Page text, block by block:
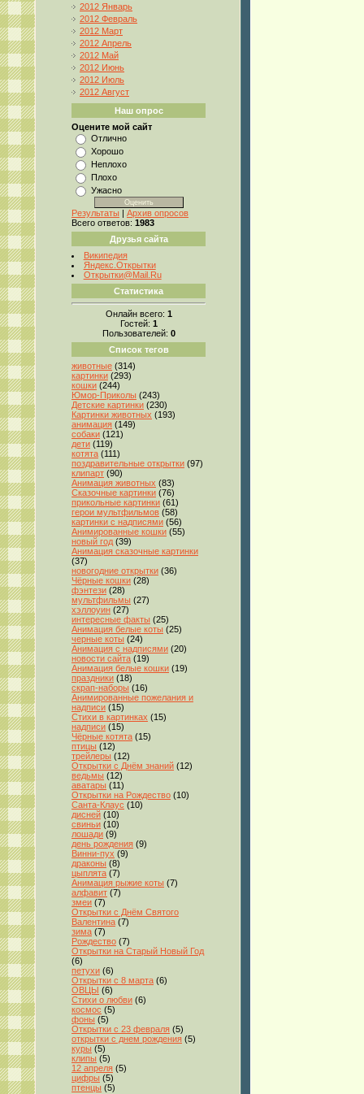
2012 Январь
2012 Февраль
2012 Март
2012 Апрель
2012 Май
2012 Июнь
2012 Июль
2012 Август
Наш опрос
Оцените мой сайт
Отлично
Хорошо
Неплохо
Плохо
Ужасно
Результаты | Архив опросов
Всего ответов: 1983
Друзья сайта
Википедия
Яндекс.Открытки
Открытки@Mail.Ru
Статистика
Онлайн всего: 1
Гостей: 1
Пользователей: 0
Список тегов
животные (314)
картинки (293)
кошки (244)
Юмор-Приколы (243)
Детские картинки (230)
Картинки животных (193)
анимация (149)
собаки (121)
дети (119)
котята (111)
поздравительные открытки (97)
клипарт (90)
Анимация животных (83)
Сказочные картинки (76)
прикольные картинки (61)
герои мультфильмов (58)
картинки с надписями (56)
Анимированные кошки (55)
новый год (39)
Анимация сказочные картинки
(37)
новогодние открытки (36)
Чёрные кошки (28)
фэнтези (28)
мультфильмы (27)
хэллоуин (27)
интересные факты (25)
Анимация белые коты (25)
черные коты (24)
Анимация с надписями (20)
новости сайта (19)
Анимация белые кошки (19)
праздники (18)
скрап-наборы (16)
Анимированные пожелания и
надписи (15)
Стихи в картинках (15)
надписи (15)
Чёрные котята (15)
птицы (12)
трейлеры (12)
Открытки с Днём знаний (12)
ведьмы (12)
аватары (11)
Открытки на Рождество (10)
Санта-Клаус (10)
дисней (10)
свиньи (10)
лошади (9)
день рождения (9)
Винни-пух (9)
драконы (8)
цыплята (7)
Анимация рыжие коты (7)
алфавит (7)
змеи (7)
Открытки с Днём Святого
Валентина (7)
зима (7)
Рождество (7)
Открытки на Старый Новый Год
(6)
петухи (6)
Открытки с 8 марта (6)
ОВЦЫ (6)
Стихи о любви (6)
космос (5)
фоны (5)
Открытки с 23 февраля (5)
открытки с днем рождения (5)
куры (5)
клипы (5)
12 апреля (5)
цифры (5)
птенцы (5)